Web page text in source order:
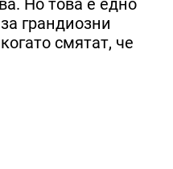
Но това е едно
грандиозни
смятат, че